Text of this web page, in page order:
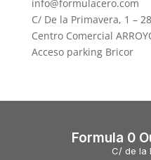
info@formulacero.com
C/ De la Primavera, 1 –
Centro Comercial
Acceso parking Bricor
Formula 0
C/ de la